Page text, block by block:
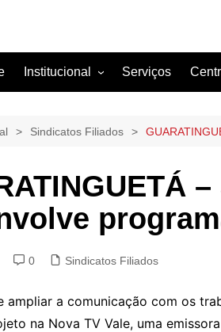
Institucional
Estrutura
Diretoria
Serviços
Sindicatos Filiados
0 Sindicatos Filiados
ampliar a comunicação com os
na Nova TV Vale, uma